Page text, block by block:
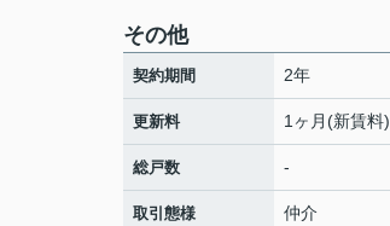
その他
契約期間 2年
更新料 1ヶ月(新賃料)
総戸数 -
取引態様 仲介